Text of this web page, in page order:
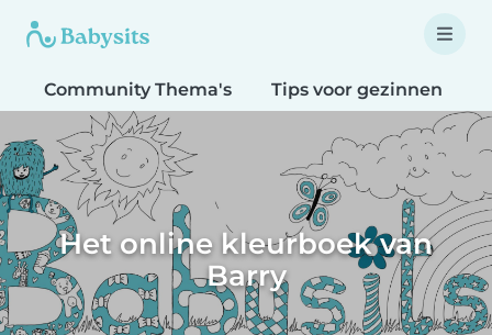
Community Thema's Tips voor gezinnen
Het online kleurboek van
Barry